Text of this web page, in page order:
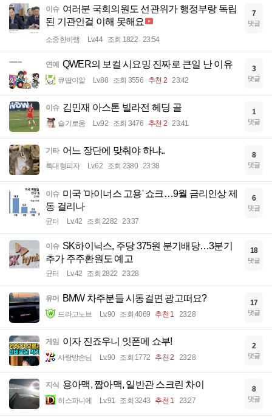
이슈 여러분 국회의원도 선관위가 행정부랑 독립
된 기관인걸 이해 못해요
소중한바램 Lv.44 조회 1822 23:54
7
댓글
연예 QWER의 보컬 시요밍 진짜로 큰일 난 이유
큐땁이알 Lv.88 조회 3556 추천 2 23:42
3
댓글
이슈 김민재 아스톤 빌라전 헤딩 골
슬기로움 Lv.92 조회 3476 추천 2 23:41
1
댓글
기타 어느 장단에 맞춰야 하냐..
특대형피자 Lv.62 조회 2380 23:38
8
댓글
이슈 미국 '마이너스 고용' 쇼크…9월 금리인상 제
동 걸리나
균터 Lv.42 조회 2282 23:37
6
댓글
이슈 SK하이닉스, 주당 375원 분기배당…3분기
추가 주주환원도 예고
균터 Lv.42 조회 2822 23:28
18
댓글
유머 BMW 차주분들 시동걸면 광고떠요?
드라고노브 Lv.90 조회 4069 추천 1 23:28
17
댓글
게임 이자 진죠우니 잇폰메 쇼부!
사랑방손님 Lv.90 조회 1772 추천 2 23:28
2
댓글
지식 용아맥, 짭아맥, 일반관 스크린 차이
히스파니에 Lv.91 조회 3243 추천 1 23:27
8
댓글